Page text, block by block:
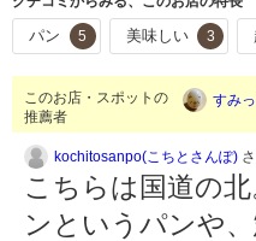
パン 5 美味しい 3
このお店・スポットの
推薦者
すみ
kochitosanpo(こちとさんぽ)
こちらは国道の
ンというパンや